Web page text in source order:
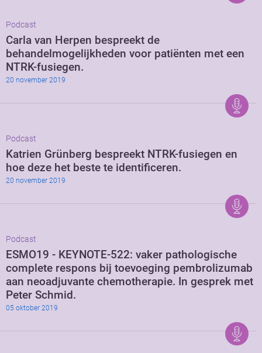
Podcast
Carla van Herpen bespreekt de
behandelmogelijkheden voor patiënten met een
NTRK-fusiegen.
20 november 2019
Podcast
Katrien Grünberg bespreekt NTRK-fusiegen en
hoe deze het beste te identificeren.
20 november 2019
Podcast
ESMO19 - KEYNOTE-522: vaker pathologische
complete respons bij toevoeging pembrolizumab
aan neoadjuvante chemotherapie. In gesprek met
Peter Schmid.
05 oktober 2019